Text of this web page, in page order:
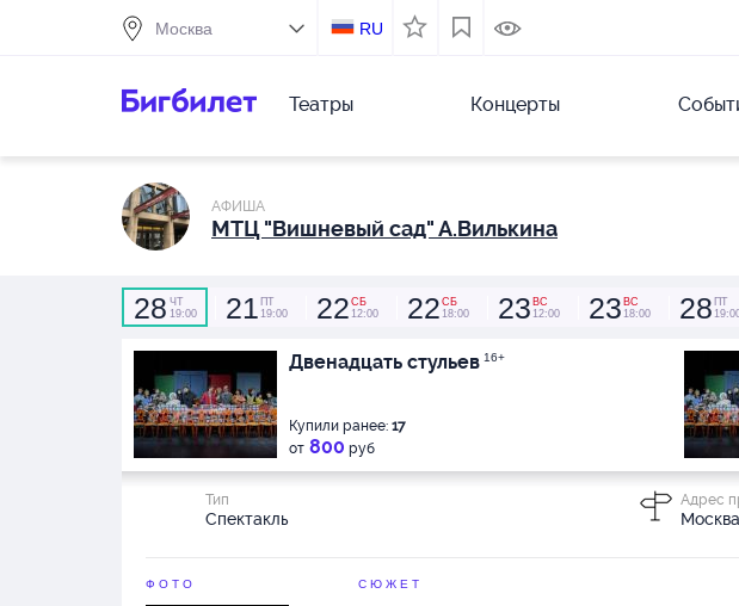
RU
Театры Концерты
АФИША
МТЦ "Вишневый сад" А.Вилькина
28 ЧТ
19:00
21 ПТ
19:00
22 СБ
12:00
22 СБ
18:00
23 ВС
12:00
23 ВС
18:00
28 ПТ
Двенадцать стульев 16+
Купили ранее: 17
от 800 руб
Тип
Спектакль
Адрес
ФОТО СЮЖЕТ